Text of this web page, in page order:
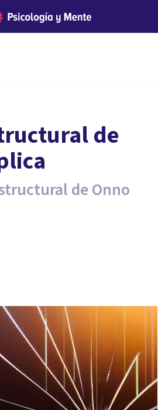
de
de Onno